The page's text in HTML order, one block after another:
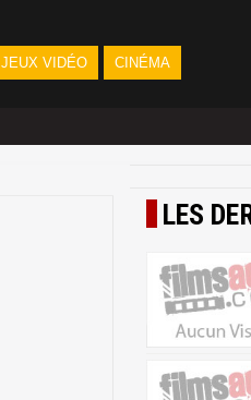
JEUX VIDÉO CINÉMA
LES